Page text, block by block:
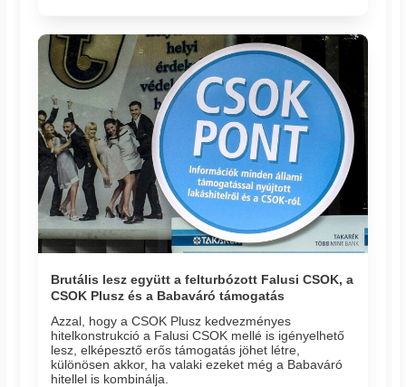
Brutális lesz együtt a felturbózott Falusi CSOK, a
CSOK Plusz és a Babaváró támogatás
Azzal, hogy a CSOK Plusz kedvezményes
hitelkonstrukció a Falusi CSOK mellé is igényelhető
lesz, elképesztő erős támogatás jöhet létre,
különösen akkor, ha valaki ezeket még a Babaváró
hitellel is kombinálja.